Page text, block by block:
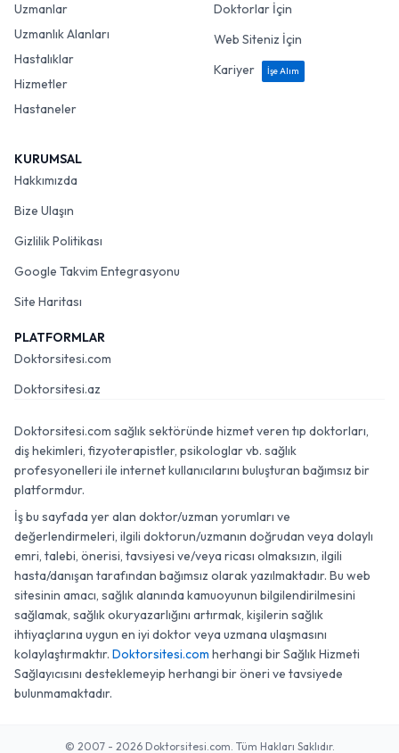
Uzmanlar
Uzmanlık Alanları
Hastalıklar
Hizmetler
Hastaneler
Doktorlar İçin
Web Siteniz İçin
Kariyer
İşe Alım
KURUMSAL
Hakkımızda
Bize Ulaşın
Gizlilik Politikası
Google Takvim Entegrasyonu
Site Haritası
PLATFORMLAR
Doktorsitesi.com
Doktorsitesi.az
Doktorsitesi.com sağlık sektöründe hizmet veren tıp doktorları,
diş hekimleri, fizyoterapistler, psikologlar vb. sağlık
profesyonelleri ile internet kullanıcılarını buluşturan bağımsız bir
platformdur.
İş bu sayfada yer alan doktor/uzman yorumları ve
değerlendirmeleri, ilgili doktorun/uzmanın doğrudan veya dolaylı
emri, talebi, önerisi, tavsiyesi ve/veya ricası olmaksızın, ilgili
hasta/danışan tarafından bağımsız olarak yazılmaktadır. Bu web
sitesinin amacı, sağlık alanında kamuoyunun bilgilendirilmesini
sağlamak, sağlık okuryazarlığını artırmak, kişilerin sağlık
ihtiyaçlarına uygun en iyi doktor veya uzmana ulaşmasını
kolaylaştırmaktır. Doktorsitesi.com herhangi bir Sağlık Hizmeti
Sağlayıcısını desteklemeyip herhangi bir öneri ve tavsiyede
bulunmamaktadır.
© 2007 - 2026 Doktorsitesi.com. Tüm Hakları Saklıdır.